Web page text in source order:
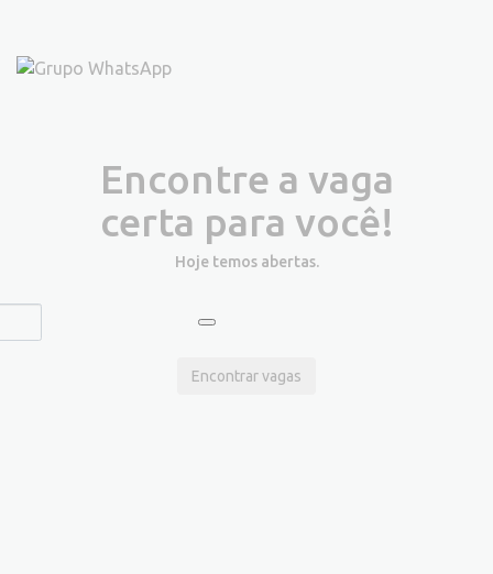
Encontre a vaga
certa para você!
Hoje temos abertas.
Encontrar vagas